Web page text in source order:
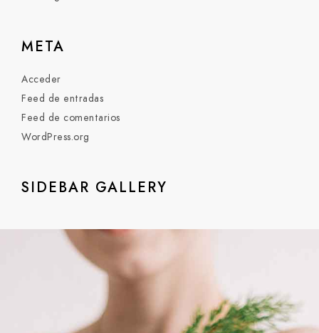
META
Acceder
Feed de entradas
Feed de comentarios
WordPress.org
SIDEBAR GALLERY